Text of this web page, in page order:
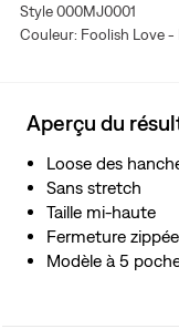
Style 000MJ0001
Couleur: Foolish Love -
Aperçu du
Loose des
Sans stretch
Taille mi-haute
Fermeture zippée
Modèle à 5